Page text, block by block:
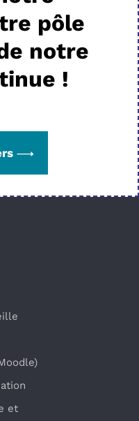
pôle
notre
!
et